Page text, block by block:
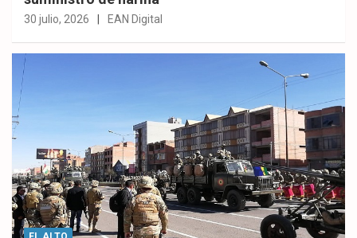
30 julio, 2026 EAN Digital